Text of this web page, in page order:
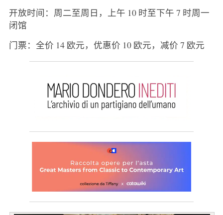
开放时间：周二至周日，上午 10 时至下午 7 时周一
闭馆
门票：全价 14 欧元，优惠价 10 欧元，减价 7 欧元